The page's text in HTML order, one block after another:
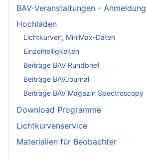
BAV-Veranstaltungen - Anmeldung
Hochladen
Lichtkurven, MiniMax-Daten
Einzelhelligkeiten
Beiträge BAV Rundbrief
Beiträge BAVJournal
Beiträge BAV Magazin Spectroscopy
Download Programme
Lichtkurvenservice
Materialien für Beobachter